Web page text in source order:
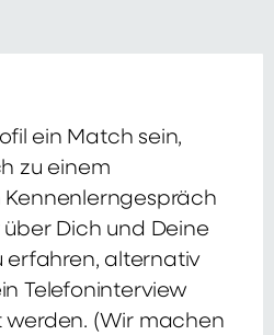
ein Match sein,
zu einem
Kennenlerngespräch
über Dich und Deine
erfahren, alternativ
Telefoninterview
(Wir machen